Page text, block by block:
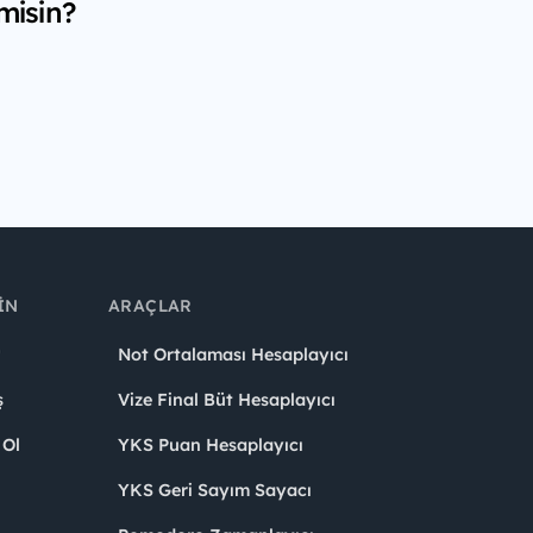
ARAÇLAR
Not Ortalaması Hesaplayıcı
Vize Final Büt Hesaplayıcı
YKS Puan Hesaplayıcı
YKS Geri Sayım Sayacı